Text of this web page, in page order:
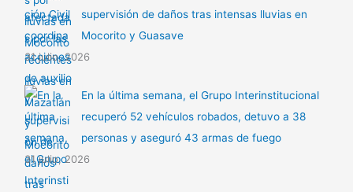
supervisión de daños tras intensas lluvias en
Mocorito y Guasave
31 julio, 2026
En la última semana, el Grupo Interinstitucional
recuperó 52 vehículos robados, detuvo a 38
personas y aseguró 43 armas de fuego
31 julio, 2026